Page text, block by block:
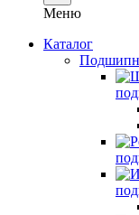
Меню
Каталог